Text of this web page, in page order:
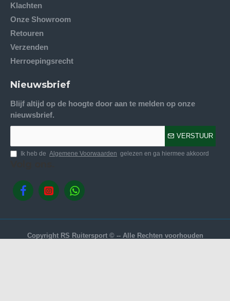
Klachten
Onze Showroom
Retouren
Verzenden
Herroepingsrecht
Nieuwsbrief
Blijf altijd op de hoogte door aan te melden op onze
nieuwsbrief.
VERSTUUR
Ik heb de Algemene Voorwaarden gelezen en ga hiermee akkoord
Copyright RS Ruitersport © -- Alle Rechten voorhouden